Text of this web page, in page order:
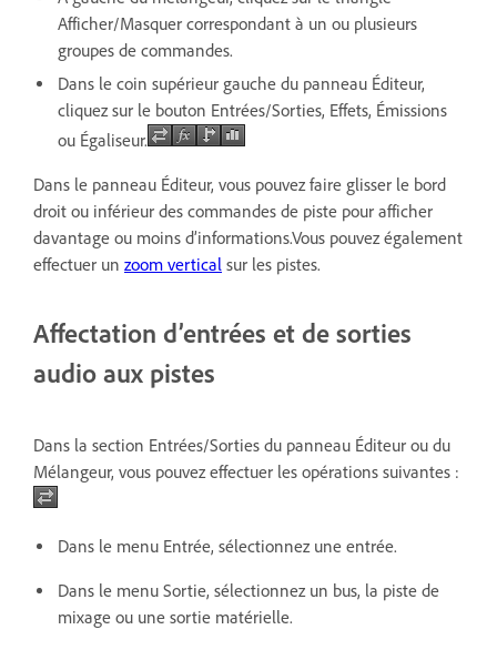
Afficher/Masquer correspondant à un ou plusieurs
groupes de commandes.
Dans le coin supérieur gauche du panneau Éditeur,
cliquez sur le bouton Entrées/Sorties, Effets, Émissions
ou Égaliseur.
Dans le panneau Éditeur, vous pouvez faire glisser le bord
droit ou inférieur des commandes de piste pour afficher
davantage ou moins d’informations.Vous pouvez également
effectuer un zoom vertical sur les pistes.
Affectation d’entrées et de sorties
audio aux pistes
Dans la section Entrées/Sorties du panneau Éditeur ou du
Mélangeur, vous pouvez effectuer les opérations suivantes :
Dans le menu Entrée, sélectionnez une entrée.
Dans le menu Sortie, sélectionnez un bus, la piste de
mixage ou une sortie matérielle.